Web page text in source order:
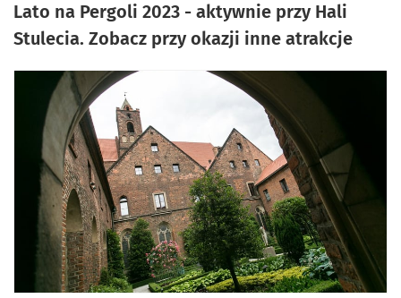
Lato na Pergoli 2023 - aktywnie przy Hali
Stulecia. Zobacz przy okazji inne atrakcje